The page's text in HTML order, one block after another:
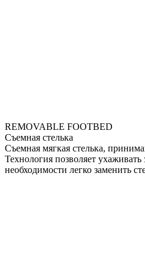
REMOVABLE FOOTBED
Съемная стелька
Съемная мягкая стелька,
Технология позволяет ухаживать
необходимости легко заменить